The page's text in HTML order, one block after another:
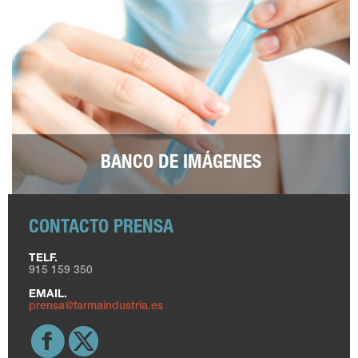
BANCO DE IMÁGENES
CONTACTO PRENSA
TELF.
915 159 350
EMAIL.
prensa@farmaindustria.es